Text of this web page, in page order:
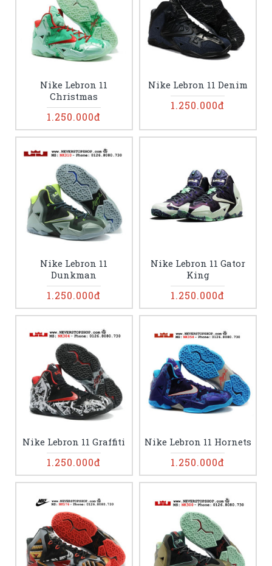
Nike Lebron 11
Christmas
1.250.000đ
Nike Lebron 11 Denim
1.250.000đ
Nike Lebron 11
Dunkman
1.250.000đ
Nike Lebron 11 Gator
King
1.250.000đ
Nike Lebron 11 Graffiti
1.250.000đ
Nike Lebron 11 Hornets
1.250.000đ